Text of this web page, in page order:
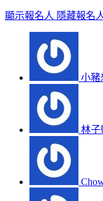
顯示報名人 隱藏報名
小豬
林子